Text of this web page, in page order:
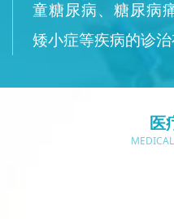
童糖尿病、糖尿病
矮小症等疾病的诊治
医